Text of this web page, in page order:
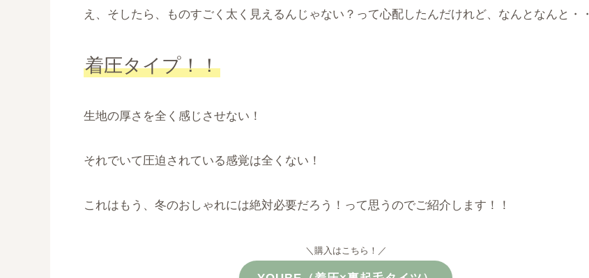
え、そしたら、ものすごく太く見えるんじゃない？って心配したんだけれど、なんとなんと・・
着圧タイプ！！
生地の厚さを全く感じさせない！
それでいて圧迫されている感覚は全くない！
これはもう、冬のおしゃれには絶対必要だろう！って思うのでご紹介します！！
＼購入はこちら！／